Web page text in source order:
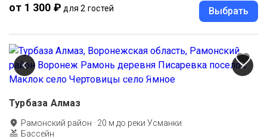
от 1 300 ₽ для 2 гостей Выбрать
Турбаза Алмаз
Рамонский район · 20 м до реки Усманки
Бассейн